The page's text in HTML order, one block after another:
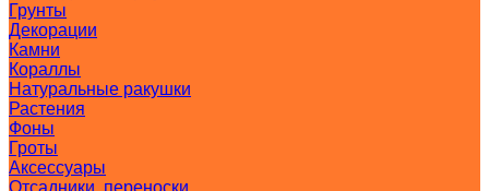
Грунты
Декорации
Камни
Кораллы
Натуральные ракушки
Растения
Фоны
Гроты
Аксессуары
Отсадники, переноски